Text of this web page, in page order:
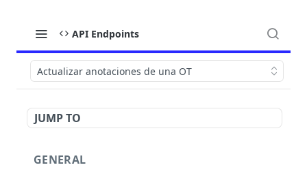
API Endpoints
Actualizar anotaciones de una OT
JUMP TO
GENERAL